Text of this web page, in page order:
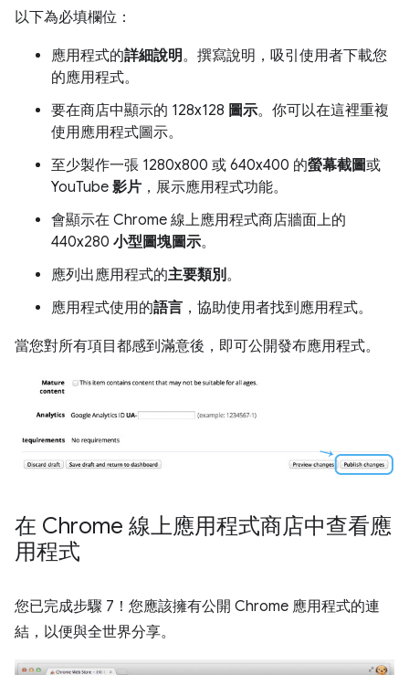
以下為必填欄位：
應用程式的詳細說明。撰寫說明，吸引使用者下載您
的應用程式。
要在商店中顯示的 128x128 圖示。你可以在這裡重複
使用應用程式圖示。
至少製作一張 1280x800 或 640x400 的螢幕截圖或
YouTube 影片 ，展示應用程式功能。
會顯示在 Chrome 線上應用程式商店牆面上的
440x280 小型圖塊圖示。
應列出應用程式的主要類別 。
應用程式使用的語言 ，協助使用者找到應用程式。
當您對所有項目都感到滿意後，即可公開發布應用程式。
在 Chrome 線上應用程式商店中查看應
用程式
您已完成步驟 7！您應該擁有公開 Chrome 應用程式的連
結，以便與全世界分享。